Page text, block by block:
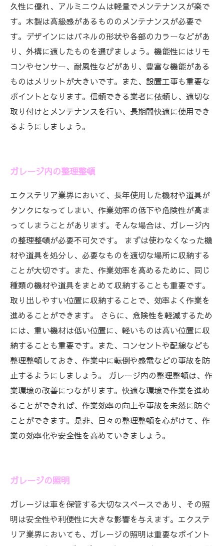
久性に優れ、アルミニウムは軽量でメンテナンスが楽で
す。木製は高級感があるもののメンテナンスが必要で
す。デザインにはパネルの形状や各部のカラーなどがあ
り、外構に適したものを選びましょう。機能性にはリモ
コンやセンサー、耐風性などがあり、豊富な機能がある
ものはメリットが大きいです。また、設置工事も重要な
ポイントとなります。信頼できる業者に依頼し、適切な
取り付けとメンテナンスを行い、長期間快適に使用でき
るようにしましょう。
ガレージ内の整理整頓
エクステリア業界において、長年使用した機材や道具が
タンクになってしまい、作業効率の低下や危険性が高ま
ってしまうことがあります。そんな場合は、ガレージ内
の整理整頓が必要不可欠です。 まずは使わなくなった機
材や道具を処分し、必要なものを適切な場所に収納する
ことが大切です。また、作業効率を高めるために、同じ
種類の機材や道具をまとめて収納することも重要です。
取り出しやすい位置に収納することで、効率よく作業を
進めることができます。 さらに、危険性を軽減するため
には、重い機材は低い位置に、軽いものは高い位置に収
納することも重要です。また、コンセントや配線なども
整理整頓しておき、作業中に転倒や感電などの事故を防
止するようにしましょう。 ガレージ内の整理整頓は、作
業環境の改善につながります。快適な環境で作業を進め
ることができれば、作業効率の向上や事故を未然に防ぐ
ことができます。是非、日々の整理整頓を心がけて、作
業の効率化や安全性を高めていきましょう。
ガレージの照明
ガレージは車を保管する大切なスペースであり、その照
明は安全性や利便性に大きな影響を与えます。エクステ
リア業界においても、ガレージの照明は重要なポイント